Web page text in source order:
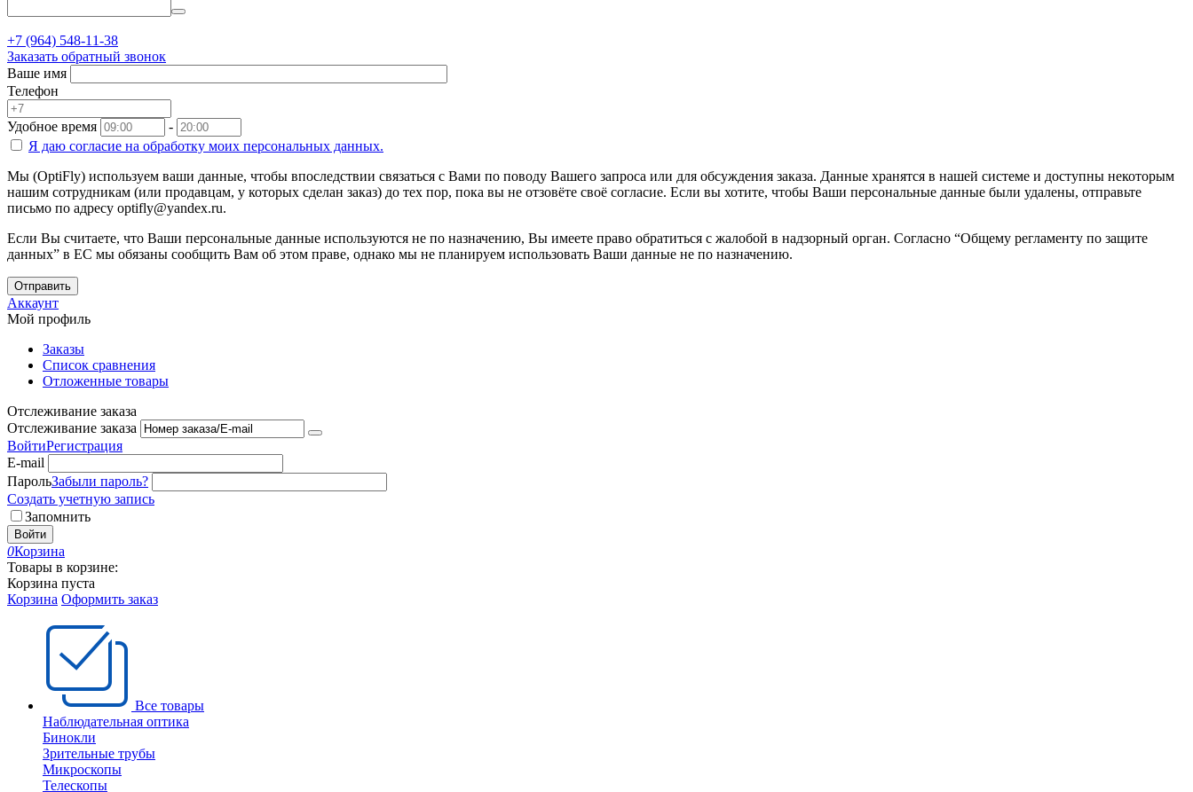
+7 (964) 548-11-38
Заказать обратный звонок
Ваше имя
Телефон
Удобное время
-
Я даю согласие на обработку моих персональных данных.
Мы (OptiFly) используем ваши данные, чтобы впоследствии связаться с Вами по поводу Вашего запроса или для обсуждения заказа. Данные хранятся в нашей системе и доступны некоторым
нашим сотрудникам (или продавцам, у которых сделан заказ) до тех пор, пока вы не отзовёте своё согласие. Если вы хотите, чтобы Ваши персональные данные были удалены, отправьте
письмо по адресу optifly@yandex.ru.
Если Вы считаете, что Ваши персональные данные используются не по назначению, Вы имеете право обратиться с жалобой в надзорный орган. Согласно “Общему регламенту по защите
данных” в ЕС мы обязаны сообщить Вам об этом праве, однако мы не планируем использовать Ваши данные не по назначению.
Отправить
Аккаунт
Мой профиль
Заказы
Список сравнения
Отложенные товары
Отслеживание заказа
Отслеживание заказа
ВойтиРегистрация
E-mail
ПарольЗабыли пароль?
Создать учетную запись
Запомнить
Войти
0Корзина
Товары в корзине:
Корзина пуста
Корзина Оформить заказ
Все товары
Наблюдательная оптика
Бинокли
Зрительные трубы
Микроскопы
Телескопы